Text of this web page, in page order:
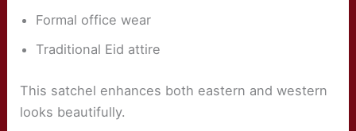
Formal office wear
Traditional Eid attire
This satchel enhances both eastern and western
looks beautifully.